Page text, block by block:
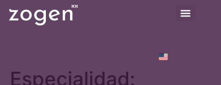
Especialidad: